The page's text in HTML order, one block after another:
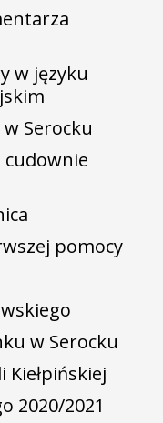
w języku
Serocku
cudownie
pomocy
w Serocku
Kiełpińskiej
2020/2021